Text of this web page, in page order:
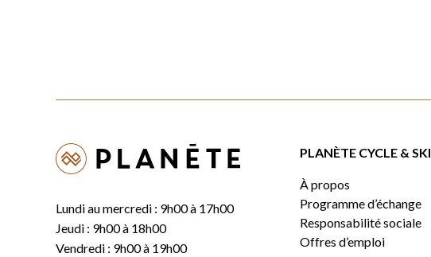
Lundi au mercredi : 9h00 à 17h00
Jeudi : 9h00 à 18h00
Vendredi : 9h00 à 19h00
PLANÈTE CYCLE & SKI
À propos
Programme d’échange
Responsabilité sociale
Offres d’emploi